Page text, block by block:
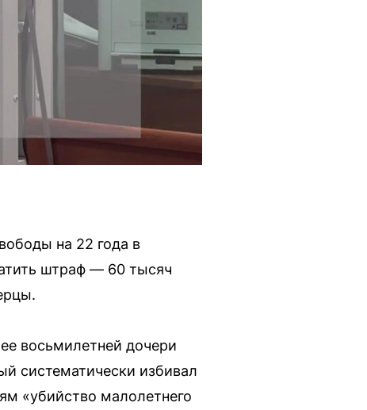
на 22 года в
штраф — 60 тысяч
восьмилетней дочери
систематически избивал
«убийство малолетнего